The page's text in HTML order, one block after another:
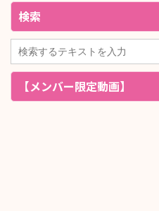
検索
【メンバー限定動画】